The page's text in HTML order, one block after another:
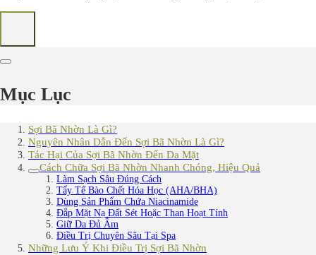
Mục Lục
Sợi Bã Nhờn Là Gì?
Nguyên Nhân Dẫn Đến Sợi Bã Nhờn Là Gì?
Tác Hại Của Sợi Bã Nhờn Đến Da Mặt
Cách Chữa Sợi Bã Nhờn Nhanh Chóng, Hiệu Quả
Làm Sạch Sâu Đúng Cách
Tẩy Tế Bào Chết Hóa Học (AHA/BHA)
Dùng Sản Phẩm Chứa Niacinamide
Đắp Mặt Nạ Đất Sét Hoặc Than Hoạt Tính
Giữ Da Đủ Ẩm
Điều Trị Chuyên Sâu Tại Spa
Những Lưu Ý Khi Điều Trị Sợi Bã Nhờn